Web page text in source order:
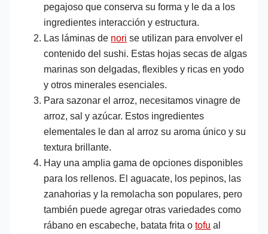
pegajoso que conserva su forma y le da a los
ingredientes interacción y estructura.
Las láminas de nori se utilizan para envolver el
contenido del sushi. Estas hojas secas de algas
marinas son delgadas, flexibles y ricas en yodo
y otros minerales esenciales.
Para sazonar el arroz, necesitamos vinagre de
arroz, sal y azúcar. Estos ingredientes
elementales le dan al arroz su aroma único y su
textura brillante.
Hay una amplia gama de opciones disponibles
para los rellenos. El aguacate, los pepinos, las
zanahorias y la remolacha son populares, pero
también puede agregar otras variedades como
rábano en escabeche, batata frita otofu al